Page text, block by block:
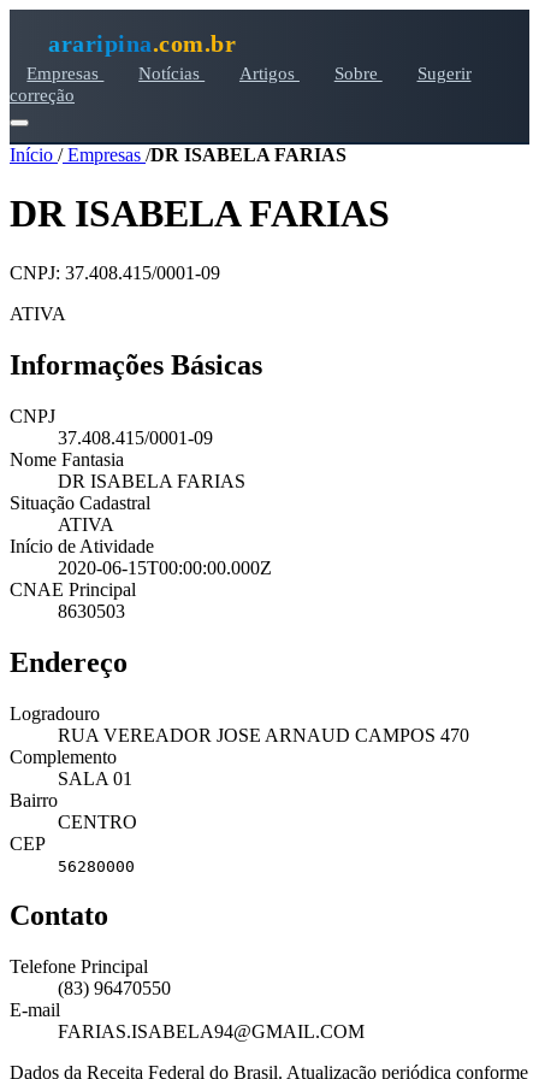
araripina.com.br
Empresas Notícias Artigos Sobre
Sugerir
correção
Início /Empresas /DR ISABELA FARIAS
DR ISABELA FARIAS
CNPJ: 37.408.415/0001-09
ATIVA
Informações Básicas
CNPJ
37.408.415/0001-09
Nome Fantasia
DR ISABELA FARIAS
Situação Cadastral
ATIVA
Início de Atividade
2020-06-15T00:00:00.000Z
CNAE Principal
8630503
Endereço
Logradouro
RUA VEREADOR JOSE ARNAUD CAMPOS 470
Complemento
SALA 01
Bairro
CENTRO
CEP
56280000
Contato
Telefone Principal
(83) 96470550
E-mail
FARIAS.ISABELA94@GMAIL.COM
Dados da Receita Federal do Brasil. Atualização periódica conforme